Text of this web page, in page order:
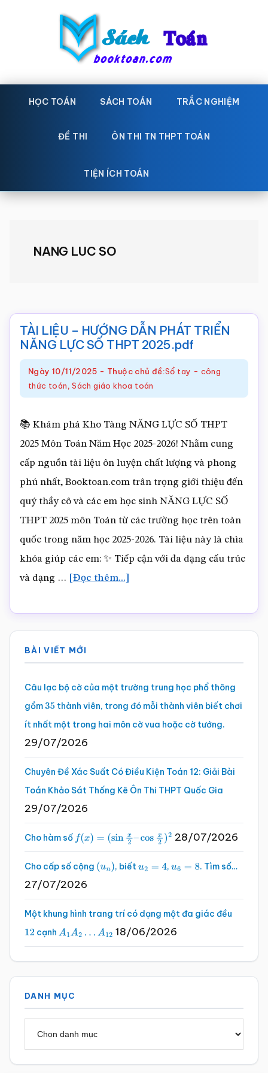
Sách
Toán
toán
Học
toán,
giáo
HỌC TOÁN SÁCH TOÁN TRẮC NGHIỆM
ĐỀ THI ÔN THI TN THPT TOÁN
TIỆN ÍCH TOÁN
NANG LUC SO
TÀI LIỆU – HƯỚNG DẪN PHÁT TRIỂN
NĂNG LỰC SỐ THPT 2025.pdf
Ngày 10/11/2025 - Thuộc chủ đề:Sổ tay - công
thức toán,Sách giáo khoa toán
📚 Khám phá Kho Tàng NĂNG LỰC SỐ THPT
2025 Môn Toán Năm Học 2025-2026! Nhằm cung
cấp nguồn tài liệu ôn luyện chất lượng và phong
phú nhất, Booktoan.com trân trọng giới thiệu đến
quý thầy cô và các em học sinh NĂNG LỰC SỐ
THPT 2025 môn Toán từ các trường học trên toàn
quốc trong năm học 2025-2026. Tài liệu này là chìa
khóa giúp các em: ✨ Tiếp cận với đa dạng cấu trúc
và dạng …
[Đọc thêm...]
–
TRIỂN
NĂNG
LỰC
THPT
2025.pdf
Sidebar
chính
BÀI VIẾT MỚI
Câu lạc bộ cờ của một trường trung học phổ thông
gồm35 thành viên, trong đó mỗi thành viên biết chơi
ít nhất một trong hai môn cờ vua hoặc cờ tướng.
29/07/2026
Chuyên Đề Xác Suất Có Điều Kiện Toán 12: Giải Bài
Toán Khảo Sát Thống Kê Ôn Thi THPT Quốc Gia
29/07/2026
Cho hàm số f(x)=(sinx2 –cosx2 )2 28/07/2026
Cho cấp số cộng (un), biếtu2 =4 , u6 =8 . Tìm số…
27/07/2026
Một khung hình trang trí có dạng một đa giác đều
12 cạnh A1A2…A 12 18/06/2026
DANH MỤC